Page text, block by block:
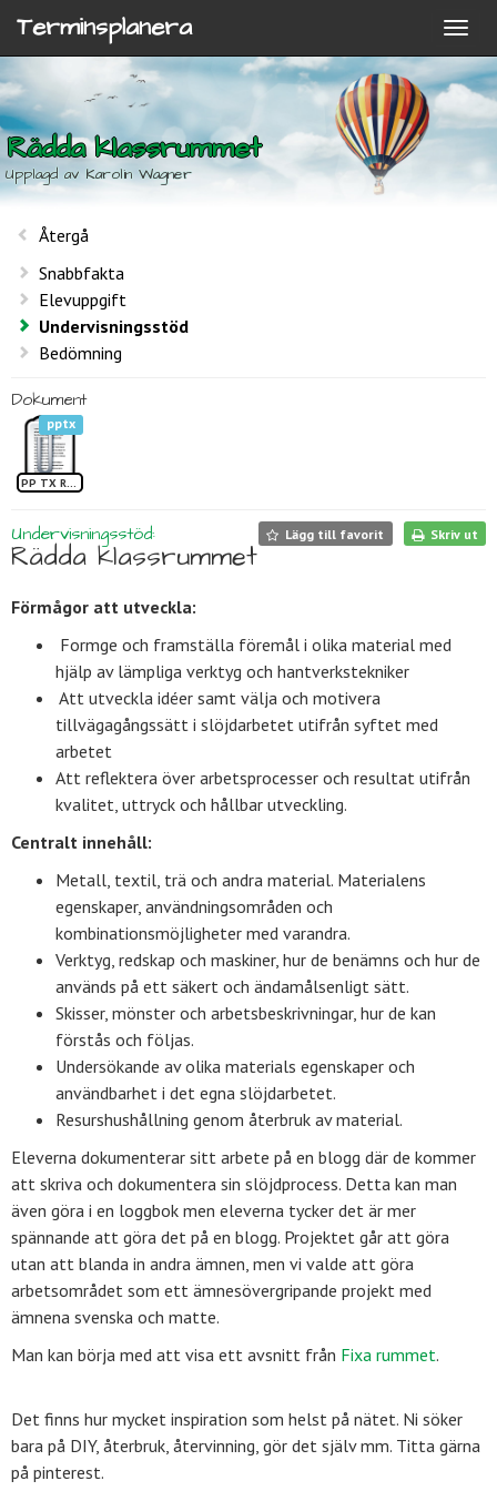
Terminsplanera
Rädda klassrummet
Upplagd av Karolin Wagner
Återgå
Snabbfakta
Elevuppgift
Undervisningsstöd
Bedömning
Dokument
pptx
PP TX Rädda klassrummet1
Lägg till favorit Skriv ut
Undervisningsstöd:
Rädda klassrummet
Förmågor att utveckla:
Formge och framställa föremål i olika material med
hjälp av lämpliga verktyg och hantverkstekniker
Att utveckla idéer samt välja och motivera
tillvägagångssätt i slöjdarbetet utifrån syftet med
arbetet
Att reflektera över arbetsprocesser och resultat utifrån
kvalitet, uttryck och hållbar utveckling.
Centralt innehåll:
Metall, textil, trä och andra material. Materialens
egenskaper, an­vänd­nings­områden och
kombinationsmöjligheter med varandra.
Verktyg, redskap och maskiner, hur de benämns och hur de
används på ett säkert och ändamålsenligt sätt.
Skisser, mönster och arbetsbeskrivningar, hur de kan
förstås och följas.
Undersökande av olika materials egenskaper och
användbarhet i det egna slöjd­arbetet.
Resurshushållning genom återbruk av material.
Eleverna dokumenterar sitt arbete på en blogg där de kommer
att skriva och dokumentera sin slöjdprocess. Detta kan man
även göra i en loggbok men eleverna tycker det är mer
spännande att göra det på en blogg. Projektet går att göra
utan att blanda in andra ämnen, men vi valde att göra
arbetsområdet som ett ämnesövergripande projekt med
ämnena svenska och matte.
Man kan börja med att visa ett avsnitt från Fixa rummet.
Det finns hur mycket inspiration som helst på nätet. Ni söker
bara på DIY, återbruk, återvinning, gör det själv mm. Titta gärna
på pinterest.